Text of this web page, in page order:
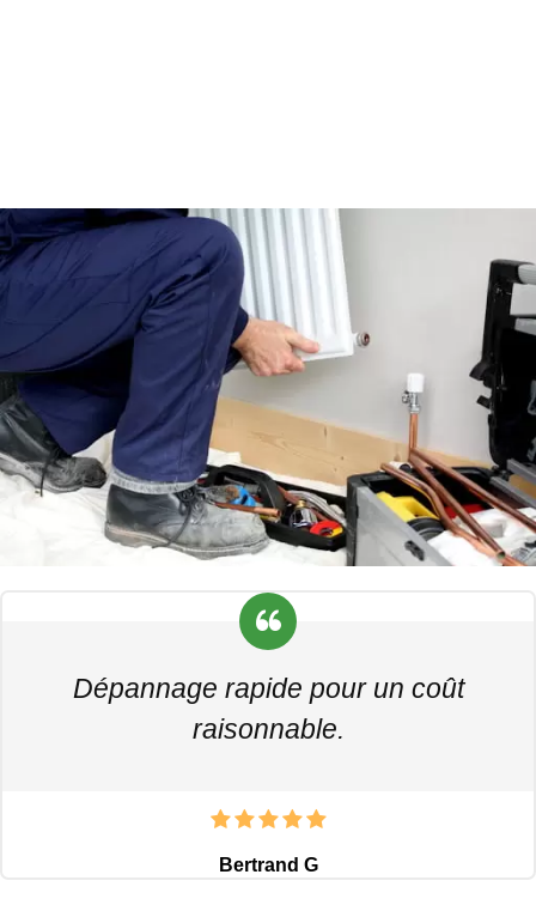
Dépannage rapide pour un coût
raisonnable.
Bertrand G